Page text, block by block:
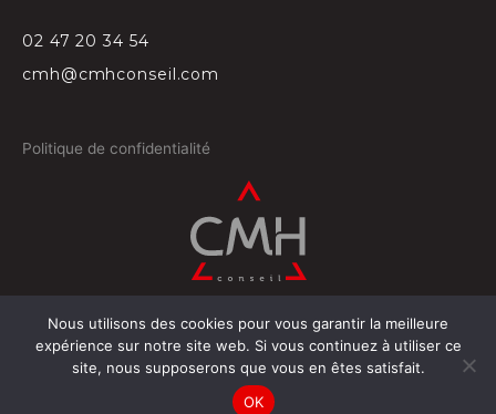
02 47 20 34 54
cmh@cmhconseil.com
Politique de confidentialité
© 2026 Conçu par Projectil-Sogepress à Tours
Nous utilisons des cookies pour vous garantir la meilleure
expérience sur notre site web. Si vous continuez à utiliser ce
site, nous supposerons que vous en êtes satisfait.
OK